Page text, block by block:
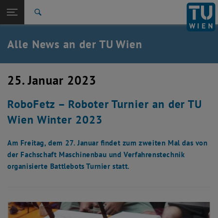
TU Login
Quicklinks
Quicklinks-Menü umschalten
Studium
Karriere
Zurück: Subseiten von TU Wien Startseite auflisten
Zurück zur letzten Ebene:
TU Wien Startseite
Übersicht
Alle News an der TU Wien
25. Januar 2023
RoboFetz – Roboter Turnier an der TU
Wien Winter 2023
Am Freitag, dem 27. Januar findet zum zweiten Mal das von
der Fachschaft Maschinenbau und Verfahrenstechnik
organisierte Battlebots Turnier statt.